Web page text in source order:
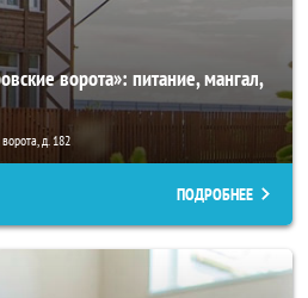
ворота»: питание, мангал,
д. 182
ПОДРОБНЕЕ